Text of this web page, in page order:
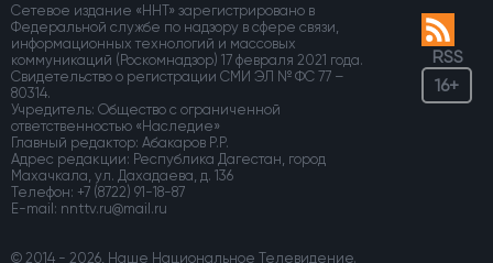
Сетевое издание «ННТ» зарегистрировано в
Федеральной службе по надзору в сфере связи,
информационных технологий и массовых
коммуникаций (Роскомнадзор) 17 февраля 2021 года.
Свидетельство о регистрации СМИ ЭЛ № ФС 77 –
80314.
Учредитель: Общество с ограниченной
ответственностью «Наследие»
Главный редактор: Абакаров Р.Р.
Адрес редакции: Республика Дагестан, город
Махачкала, ул. Дахадаева, д. 136
Телефон: +7 (8722) 91-18-87
E-mail:
© 2014 - 2026, Наше Национальное Телевидение.
RSS
16+